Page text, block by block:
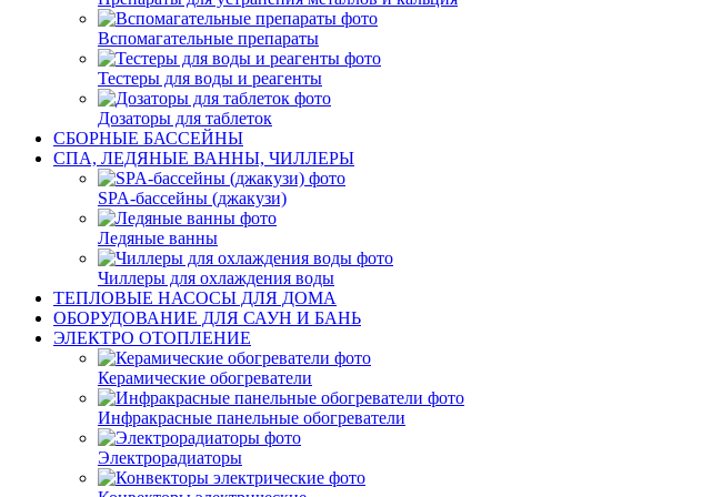
Вспомагательные препараты
Тестеры для воды и реагенты
Дозаторы для таблеток
СБОРНЫЕ БАССЕЙНЫ
СПА, ЛЕДЯНЫЕ ВАННЫ, ЧИЛЛЕРЫ
SPA-бассейны (джакузи)
Ледяные ванны
Чиллеры для охлаждения воды
ТЕПЛОВЫЕ НАСОСЫ ДЛЯ ДОМА
ОБОРУДОВАНИЕ ДЛЯ САУН И БАНЬ
ЭЛЕКТРО ОТОПЛЕНИЕ
Керамические обогреватели
Инфракрасные панельные обогреватели
Электрорадиаторы